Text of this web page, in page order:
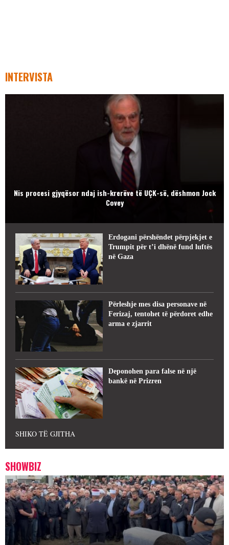
INTERVISTA
Nis procesi gjyqësor ndaj ish-krerëve të UÇK-së, dëshmon Jock
Covey
Erdogani përshëndet përpjekjet e
Trumpit për t’i dhënë fund luftës
në Gaza
Përleshje mes disa personave në
Ferizaj, tentohet të përdoret edhe
arma e zjarrit
Deponohen para false në një
bankë në Prizren
SHIKO TË GJITHA
SHOWBIZ